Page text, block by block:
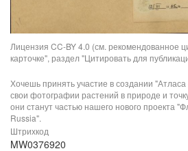
Лицензия CC-BY 4.0 (см. рекомендованное
карточке", раздел "Цитировать для
Хочешь принять участие в создании
свои фотографии растений в природе и
они станут частью нашего нового проекта
Russia".
Штрихкод
MW0376920